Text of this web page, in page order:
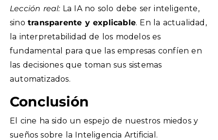
Lección real:La IA no solo debe ser inteligente,
sino transparente y explicable. En la actualidad,
la interpretabilidad de los modelos es
fundamental para que las empresas confíen en
las decisiones que toman sus sistemas
automatizados.
Conclusión
El cine ha sido un espejo de nuestros miedos y
sueños sobre la Inteligencia Artificial.